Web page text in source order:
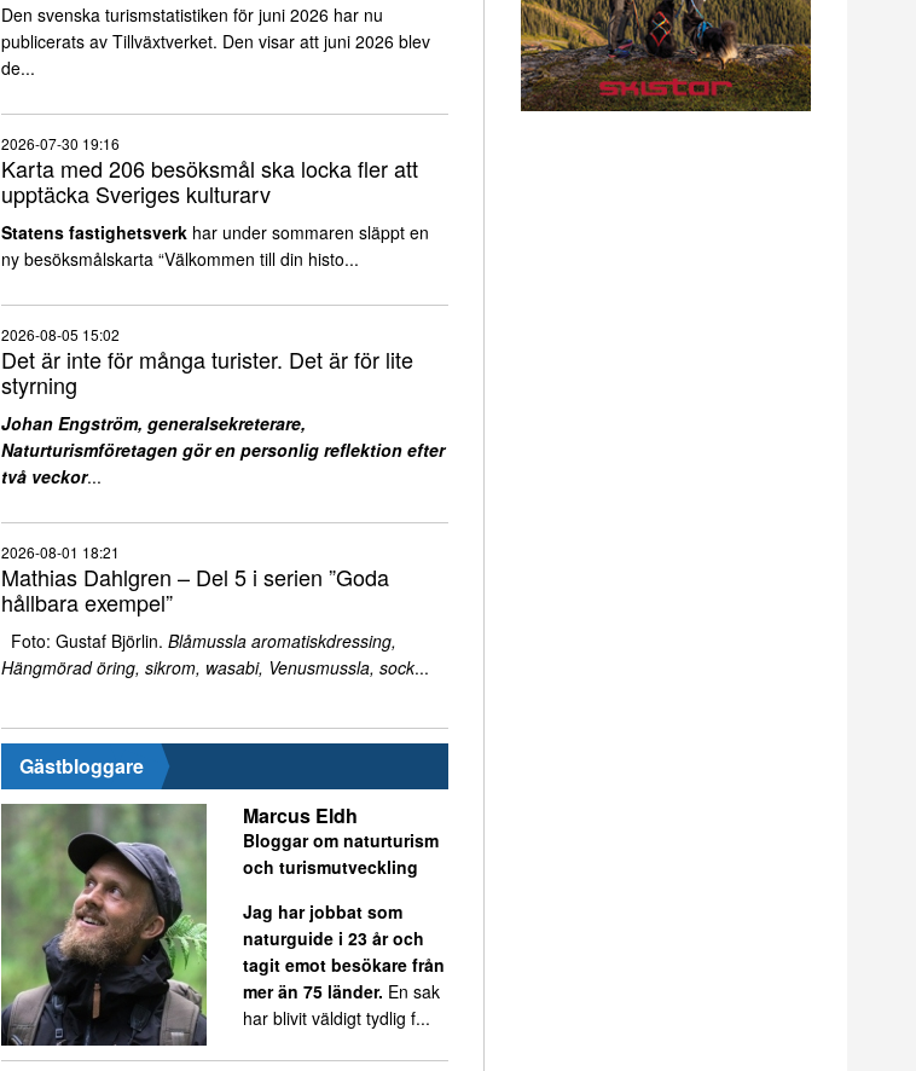
Den svenska turismstatistiken för juni 2026 har nu
publicerats av Tillväxtverket. Den visar att juni 2026 blev
de...
2026-07-30 19:16
Karta med 206 besöksmål ska locka fler att
upptäcka Sveriges kulturarv
Statens fastighetsverk har under sommaren släppt en
ny besöksmålskarta “Välkommen till din histo...
2026-08-05 15:02
Det är inte för många turister. Det är för lite
styrning
Johan Engström, generalsekreterare,
Naturturismföretagen gör en personlig reflektion efter
två veckor...
2026-08-01 18:21
Mathias Dahlgren – Del 5 i serien ”Goda
hållbara exempel”
Foto: Gustaf Björlin. Blåmussla aromatiskdressing,
Hängmörad öring, sikrom, wasabi, Venusmussla, sock...
Gästbloggare
Marcus Eldh
Bloggar om naturturism
och turismutveckling
Jag har jobbat som
naturguide i 23 år och
tagit emot besökare från
mer än 75 länder. En sak
har blivit väldigt tydlig f...